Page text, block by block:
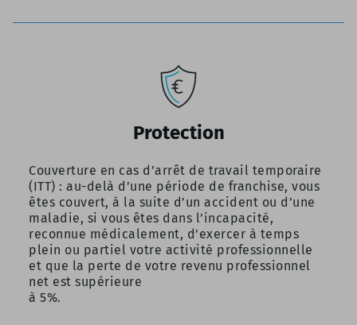
Protection
Couverture en cas d’arrêt de travail temporaire
(ITT) : au-delà d’une période de franchise, vous
êtes couvert, à la suite d’un accident ou d’une
maladie, si vous êtes dans l’incapacité,
reconnue médicalement, d’exercer à temps
plein ou partiel votre activité professionnelle
et que la perte de votre revenu professionnel
net est supérieure
à 5%.